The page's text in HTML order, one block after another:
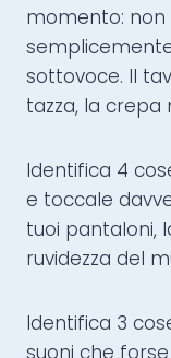
momento: non
sottovoce. Il
tazza, la crepa
Identifica 4
e toccale
tuoi pantaloni,
ruvidezza del
Identifica 3
suoni che